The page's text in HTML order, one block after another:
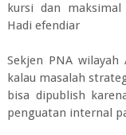
kursi dan maksimal
Hadi efendiar
Sekjen PNA
kalau masalah
bisa dipublish
penguatan internal